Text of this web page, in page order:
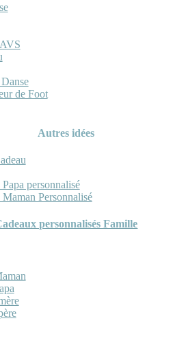
de Foot
Autres idées
personnalisé
Maman Personnalisé
personnalisés Famille